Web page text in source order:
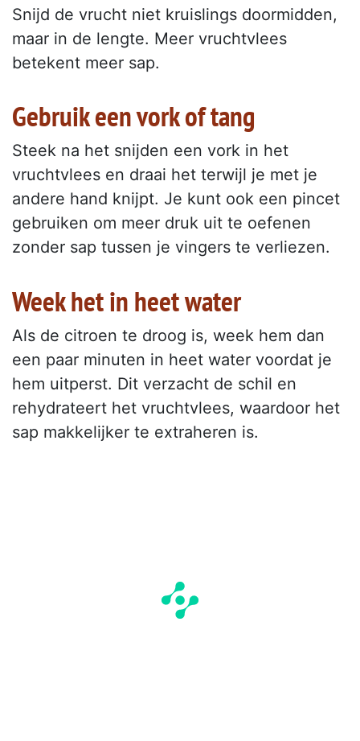
Snijd de vrucht niet kruislings doormidden,
maar in de lengte. Meer vruchtvlees
betekent meer sap.
Gebruik een vork of tang
Steek na het snijden een vork in het
vruchtvlees en draai het terwijl je met je
andere hand knijpt. Je kunt ook een pincet
gebruiken om meer druk uit te oefenen
zonder sap tussen je vingers te verliezen.
Week het in heet water
Als de citroen te droog is, week hem dan
een paar minuten in heet water voordat je
hem uitperst. Dit verzacht de schil en
rehydrateert het vruchtvlees, waardoor het
sap makkelijker te extraheren is.